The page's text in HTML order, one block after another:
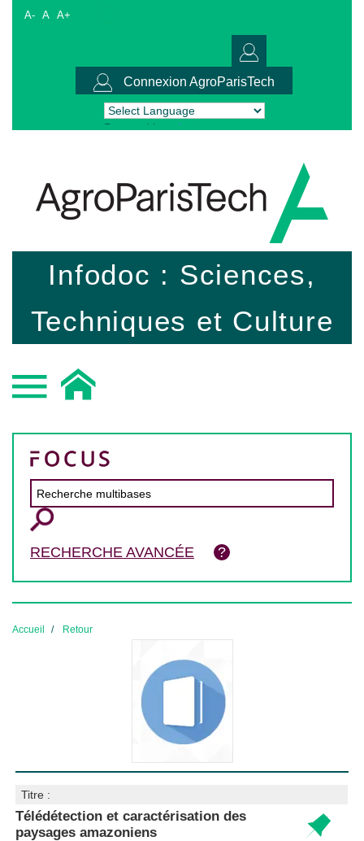
A- A A+
Connexion AgroParisTech
Powered by Translate
Infodoc : Sciences,
Techniques et Culture
RECHERCHE AVANCÉE
Accueil Retour
Titre :
Télédétection et caractérisation des
paysages amazoniens